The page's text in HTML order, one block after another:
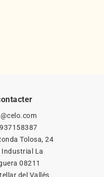
Tolosa, 24
Industrial La
08211
del Vallés